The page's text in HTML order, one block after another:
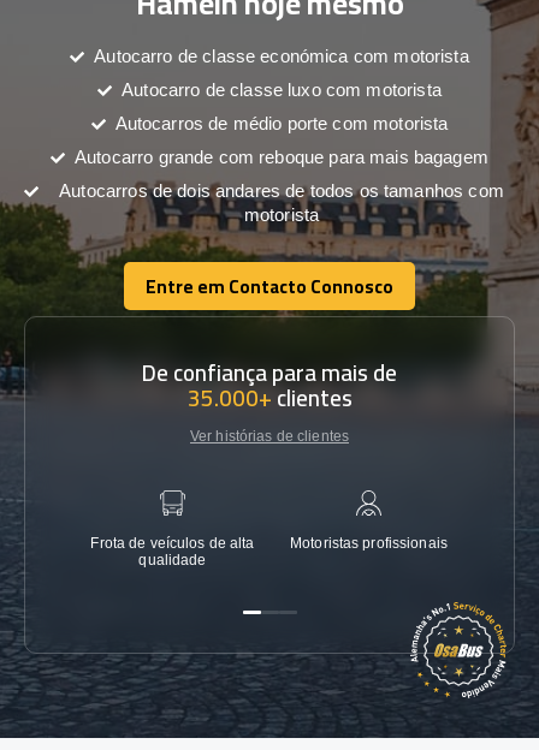
Autocarro de classe económica com motorista
Autocarro de classe luxo com motorista
Autocarros de médio porte com motorista
Autocarro grande com reboque para mais bagagem
Autocarros de dois andares de todos os tamanhos com
motorista
Entre em Contacto Connosco
Entre em Contacto Connosco
De confiança para mais de
35.000+clientes
Ver histórias de clientes
Frota de veículos de alta
qualidade
Motoristas profissionais